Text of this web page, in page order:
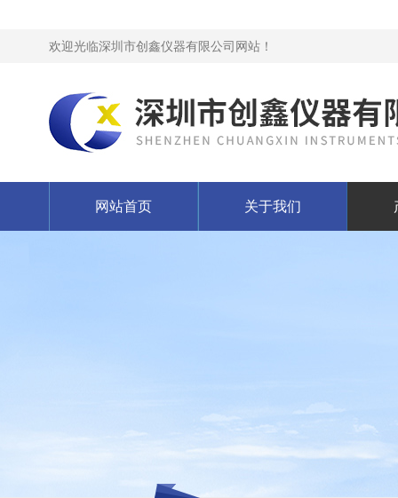
欢迎光临深圳市创鑫仪器有限公司网站！
网站首页 关于我们